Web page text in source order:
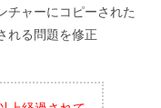
チャーにコピーされた
れる問題を修正